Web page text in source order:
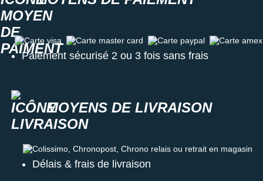
Carte visa Carte master card Carte paypal Carte amex
Paiement sécurisé 2 ou 3 fois sans frais
MOYENS DE LIVRAISON
Colissimo, Chronopost, Chrono relais ou retrait en magasin
Délais & frais de livraison